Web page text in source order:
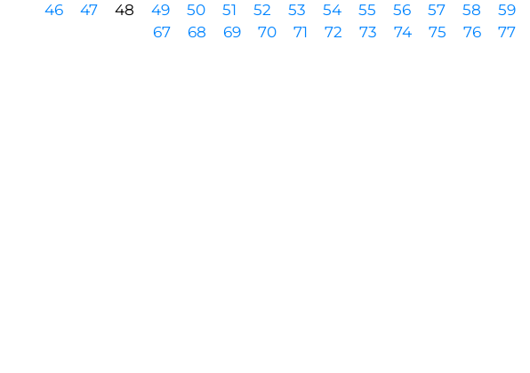
46
47 48 49 50 51 52 53 54 55 56 57 58 59
67
68 69 70 71 72 73 74 75 76 77